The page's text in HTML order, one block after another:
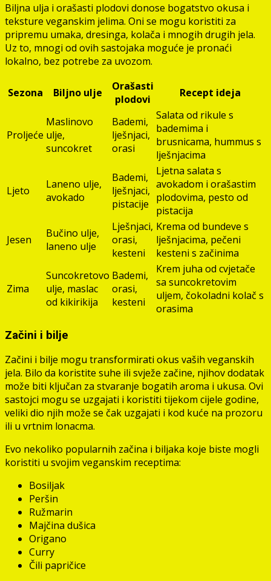
Biljna ulja i orašasti plodovi donose bogatstvo okusa i
teksture veganskim jelima. Oni se mogu koristiti za
pripremu umaka, dresinga, kolača i mnogih drugih jela.
Uz to, mnogi od ovih sastojaka moguće je pronaći
lokalno, bez potrebe za uvozom.
Sezona Biljno ulje
Orašasti
plodovi
Recept ideja
Proljeće
Maslinovo
ulje,
suncokret
Bademi,
lješnjaci,
orasi
Salata od rikule s
bademima i
brusnicama, hummus s
lješnjacima
Ljeto
Laneno ulje,
avokado
Bademi,
lješnjaci,
pistacije
Ljetna salata s
avokadom i orašastim
plodovima, pesto od
pistacija
Jesen
Bučino ulje,
laneno ulje
Lješnjaci,
orasi,
kesteni
Krema od bundeve s
lješnjacima, pečeni
kesteni s začinima
Zima
Suncokretovo
ulje, maslac
od kikirikija
Bademi,
orasi,
kesteni
Krem juha od cvjetače
sa suncokretovim
uljem, čokoladni kolač s
orasima
Začini i bilje
Začini i bilje mogu transformirati okus vaših veganskih
jela. Bilo da koristite suhe ili svježe začine, njihov dodatak
može biti ključan za stvaranje bogatih aroma i ukusa. Ovi
sastojci mogu se uzgajati i koristiti tijekom cijele godine,
veliki dio njih može se čak uzgajati i kod kuće na prozoru
ili u vrtnim lonacma.
Evo nekoliko popularnih začina i biljaka koje biste mogli
koristiti u svojim veganskim receptima:
Bosiljak
Peršin
Ružmarin
Majčina dušica
Origano
Curry
Čili papričice